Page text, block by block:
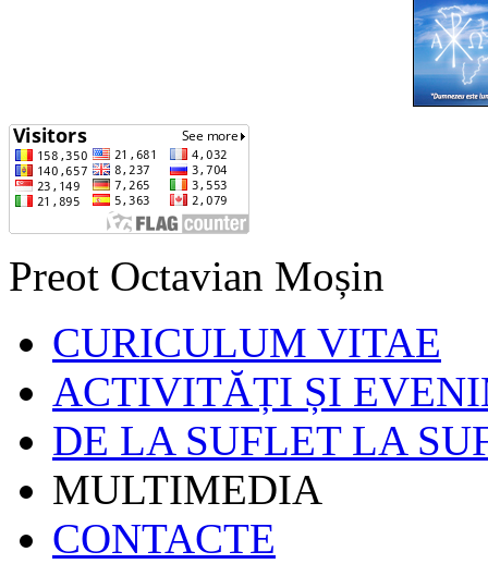
Preot Octavian Moșin
CURICULUM VITAE
ACTIVITĂȚI ȘI
DE LA SUFLET LA
MULTIMEDIA
CONTACTE